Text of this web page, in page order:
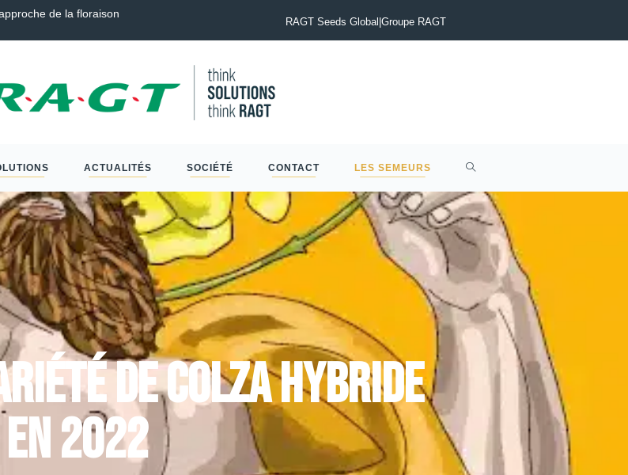
à paille et Protéagineux…
RAGT Seeds Global|Groupe RAGT
ACTUALITÉS SOCIÉTÉ CONTACT LES SEMEURS
de colza hybride
2022